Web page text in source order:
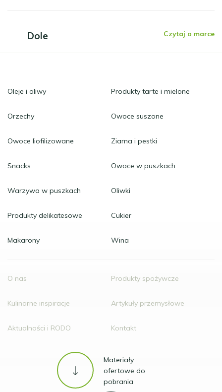
Dole Czytaj o marce
Materiały
ofertowe do
pobrania
Oleje i oliwy Produkty tarte i mielone
Orzechy Owoce suszone
Owoce liofilizowane Ziarna i pestki
Snacks Owoce w puszkach
Warzywa w puszkach Oliwki
Produkty delikatesowe Cukier
Makarony Wina
O nas Produkty spożywcze
Kulinarne inspiracje Artykuły przemysłowe
Aktualności i RODO Kontakt